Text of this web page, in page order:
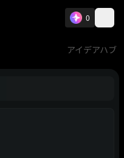
0
アイデアハブ